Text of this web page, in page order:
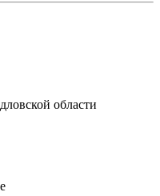
области